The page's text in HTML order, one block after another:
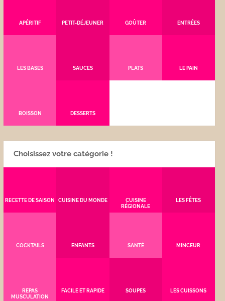
APÉRITIF PETIT-DÉJEUNER GOÛTER ENTRÉES
LES BASES SAUCES PLATS LE PAIN
BOISSON DESSERTS
Choisissez votre catégorie !
RECETTE DE SAISON CUISINE DU MONDE
CUISINE
RÉGIONALE
LES FÊTES
COCKTAILS ENFANTS SANTÉ MINCEUR
REPAS
MUSCULATION
FACILE ET RAPIDE SOUPES LES CUISSONS